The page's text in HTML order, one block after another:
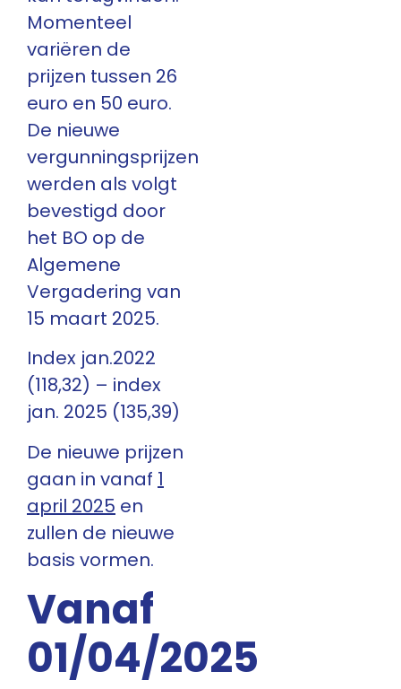
Momenteel
variëren de
prijzen tussen 26
euro en 50 euro.
De nieuwe
vergunningsprijzen
werden als volgt
bevestigd door
het BO op de
Algemene
Vergadering van
15 maart 2025.
Index jan.2022
(118,32) – index
jan. 2025 (135,39)
De nieuwe prijzen
gaan in vanaf 1
april 2025 en
zullen de nieuwe
basis vormen.
Vanaf
01/04/2025